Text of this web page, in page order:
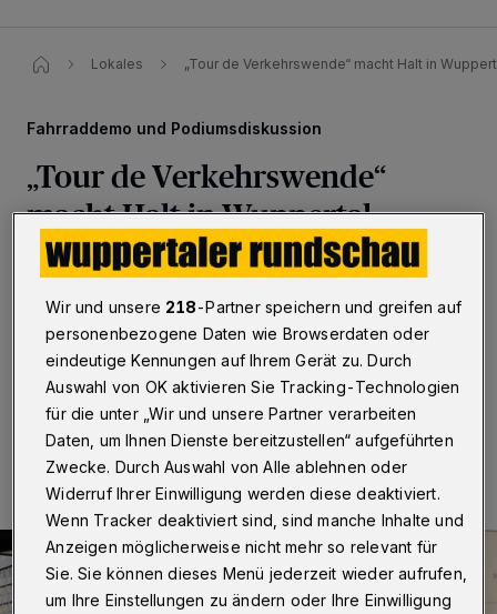
Lokales „Tour de Verkehrswende“ macht Halt in
Fahrraddemo und Podiumsdiskussion
„Tour de Verkehrswende“
macht Halt in Wuppertal
Wuppertal·Das Bündnis „Mobiles Wuppertal“ und der
„Tour de Verkehrswende“ eine Podiumsdiskussion zum
Thema „Zukunftsfähige Mobilität“.
13.08.2025 , 09:30 Uhr Eine Minute Lesezeit
Wir und unsere 218-Partner speichern und greifen auf
personenbezogene Daten wie Browserdaten oder
eindeutige Kennungen auf Ihrem Gerät zu. Durch
Auswahl von OK aktivieren Sie Tracking-Technologien
für die unter „Wir und unsere Partner verarbeiten
Daten, um Ihnen Dienste bereitzustellen“ aufgeführten
Zwecke. Durch Auswahl von Alle ablehnen oder
Widerruf Ihrer Einwilligung werden diese deaktiviert.
Wenn Tracker deaktiviert sind, sind manche Inhalte und
Anzeigen möglicherweise nicht mehr so relevant für
Sie. Sie können dieses Menü jederzeit wieder aufrufen,
um Ihre Einstellungen zu ändern oder Ihre Einwilligung